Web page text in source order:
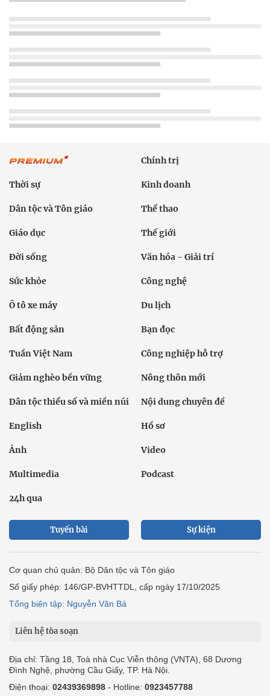
Chính trị
Thời sự Kinh doanh
Dân tộc và Tôn giáo Thể thao
Giáo dục Thế giới
Đời sống Văn hóa - Giải trí
Sức khỏe Công nghệ
Ô tô xe máy Du lịch
Bất động sản Bạn đọc
Tuần Việt Nam Công nghiệp hỗ trợ
Giảm nghèo bền vững Nông thôn mới
Dân tộc thiểu số và miền núi Nội dung chuyên đề
English Hồ sơ
Ảnh Video
Multimedia Podcast
24h qua
Tuyến bài Sự kiện
Cơ quan chủ quản: Bộ Dân tộc và Tôn giáo
Số giấy phép: 146/GP-BVHTTDL, cấp ngày 17/10/2025
Tổng biên tập: Nguyễn Văn Bá
Liên hệ tòa soạn
Địa chỉ: Tầng 18, Toà nhà Cục Viễn thông (VNTA), 68 Dương
Đình Nghệ, phường Cầu Giấy, TP. Hà Nội.
Điện thoại: 02439369898 - Hotline: 0923457788